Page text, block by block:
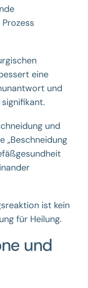
eine
und
und
„Beschneidung
ist kein
für Heilung.
und